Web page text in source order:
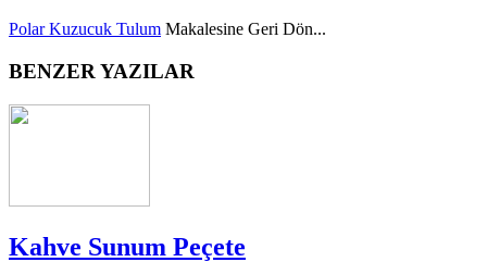
Polar Kuzucuk Tulum Makalesine Geri Dön...
BENZER YAZILAR
Kahve Sunum Peçete